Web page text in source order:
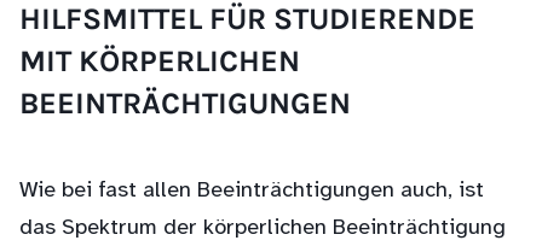
HILFSMITTEL FÜR STUDIERENDE
MIT KÖRPERLICHEN
BEEINTRÄCHTIGUNGEN
Wie bei fast allen Beeinträchtigungen auch, ist
das Spektrum der körperlichen Beeinträchtigung